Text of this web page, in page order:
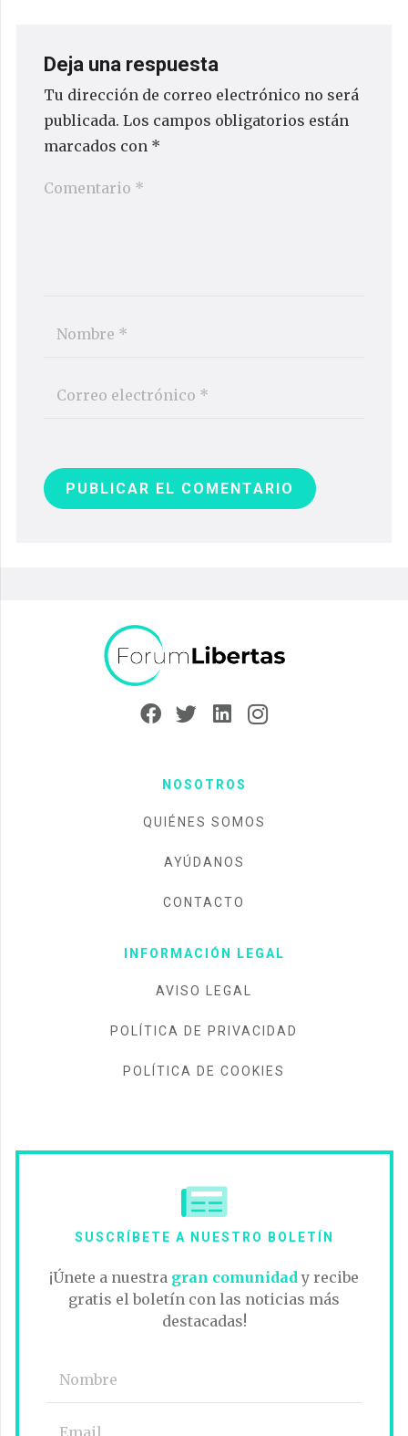
Deja una respuesta
Tu dirección de correo electrónico no será
publicada. Los campos obligatorios están
marcados con *
PUBLICAR EL COMENTARIO
NOSOTROS
QUIÉNES SOMOS
AYÚDANOS
CONTACTO
INFORMACIÓN LEGAL
AVISO LEGAL
POLÍTICA DE PRIVACIDAD
POLÍTICA DE COOKIES
SUSCRÍBETE A NUESTRO BOLETÍN
¡Únete a nuestra gran comunidady recibe
gratis el boletín con las noticias más
destacadas!